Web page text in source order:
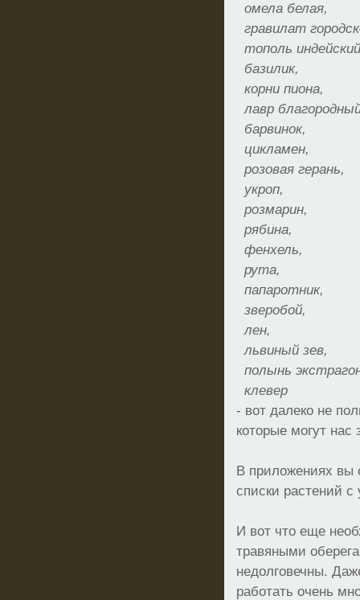
омела белая,
гравилат
тополь
базилик,
корни пиона,
лавр
барвинок,
цикламен,
розовая герань,
укроп,
розмарин,
рябина,
фенхель,
рута,
папаротник,
зверобой,
лен,
львиный зев,
полынь
клевер
- вот далеко не
которые могут нас
В приложениях вы
списки растений с
И вот что еще
травяными
недолговечны.
работать очень